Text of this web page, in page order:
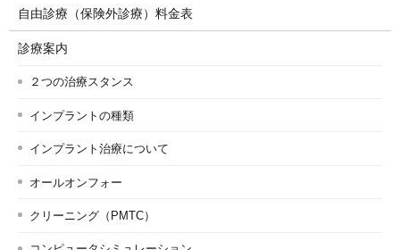
自由診療（保険外診療）料金表
診療案内
２つの治療スタンス
インプラントの種類
インプラント治療について
オールオンフォー
クリーニング（PMTC）